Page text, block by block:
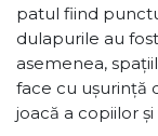
patul fiind
dulapurile au
asemenea,
face cu ușurință
joacă a copiilor